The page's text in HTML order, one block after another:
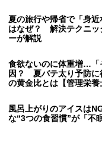
夏の旅行や帰省で「身
はなぜ？ 解決テクニッ
ーが解説
食欲ないのに体重増…「
因？ 夏バテ太り予防に
の黄金比とは【管理栄養
風呂上がりのアイスは
な“3つの食習慣”が「不